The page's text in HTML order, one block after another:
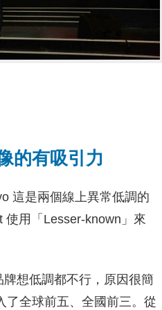
的有吸引力
這是兩個線上異常低調的
使用「Lesser-known」來
想低調都不行，原因很簡
全球前五、全國前三。從